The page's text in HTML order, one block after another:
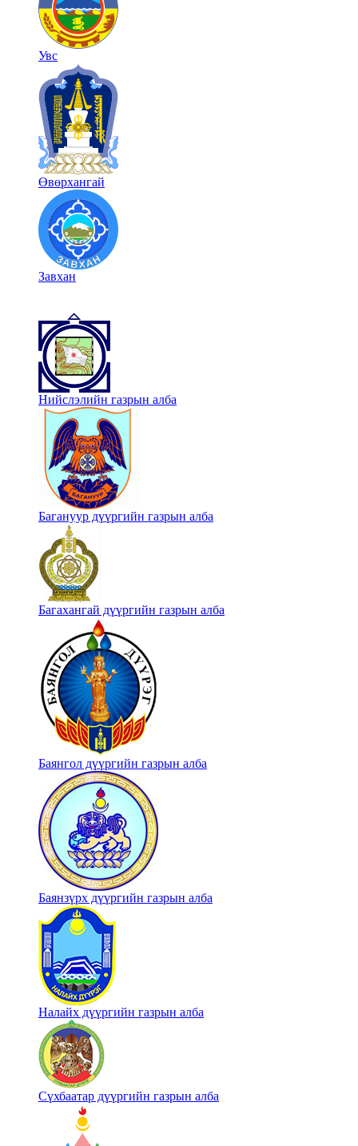
Увс
Өвөрхангай
Завхан
Нийслэлийн газрын алба
Багануур дүүргийн газрын алба
Багахангай дүүргийн газрын алба
Баянгол дүүргийн газрын алба
Баянзүрх дүүргийн газрын алба
Налайх дүүргийн газрын алба
Сүхбаатар дүүргийн газрын алба